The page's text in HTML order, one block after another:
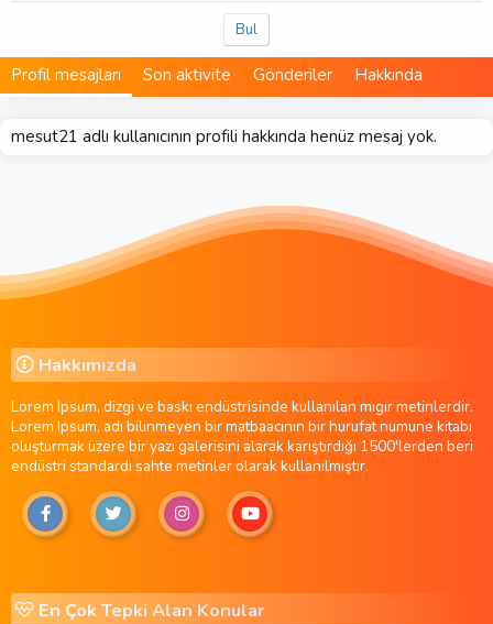
Bul
Profil mesajları Son aktivite Gönderiler Hakkında
mesut21 adlı kullanıcının profili hakkında henüz mesaj yok.
Hakkımızda
Lorem Ipsum, dizgi ve baskı endüstrisinde kullanılan mıgır metinlerdir.
Lorem Ipsum, adı bilinmeyen bir matbaacının bir hurufat numune kitabı
oluşturmak üzere bir yazı galerisini alarak karıştırdığı 1500'lerden beri
endüstri standardı sahte metinler olarak kullanılmıştır.
En Çok Tepki Alan Konular